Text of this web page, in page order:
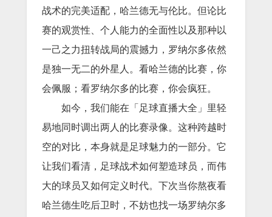
战术的完美适配，哈兰德无与伦比。但论比
赛的观赏性、个人能力的全面性以及那种以
一己之力扭转战局的震撼力，罗纳尔多依然
是独一无二的外星人。看哈兰德的比赛，你
会佩服；看罗纳尔多的比赛，你会疯狂。
如今，我们能在「足球直播大全」里轻
易地同时调出两人的比赛录像。这种跨越时
空的对比，本身就是足球魅力的一部分。它
让我们看清，足球战术如何塑造球员，而伟
大的球员又如何定义时代。下次当你熬夜看
哈兰德生吃后卫时，不妨也找一场罗纳尔多